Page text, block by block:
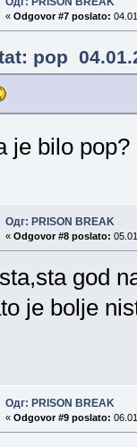
« Odgovor #7 poslato:
pop
je bilo
Одг: PRISON BREAK
« Odgovor #8 poslato:
god
je bolje
Одг: PRISON BREAK
« Odgovor #9 poslato: